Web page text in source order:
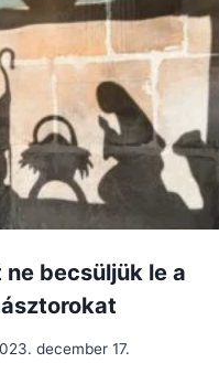
becsüljük le a
december 17.